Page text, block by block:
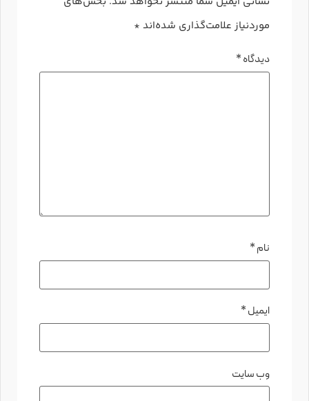
موردنیاز علامت‌گذاری شده‌اند *
دیدگاه*
نام*
ایمیل*
وب‌ سایت